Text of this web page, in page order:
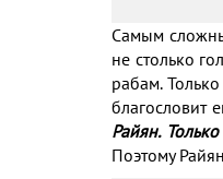
Самым
не столько
рабам.
благословит
Райян.
Поэтому